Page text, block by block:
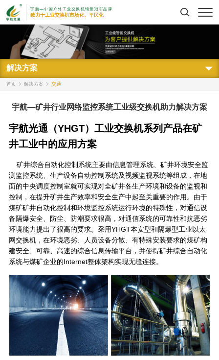
宇航—中国户外工业交换机销量冠军品牌
致力于工业交换机市场化、平民化
搜索
解决方案
首页 解决方案 交通
宇航—矿井行业网络监控系统工业级交换机助力解决方案
宇航光通（YHGT）工业交换机系列产品在矿
井工业中的应用方案
矿井综合自动化控制系统主要由信息管理系统、矿井环境安全监
测监控系统、生产设备自动控制系统及视频监视系统等组成，在地
面的中央调度控制室就可实现对全矿井各生产环境和设备的监视和
控制，在提升矿井生产效率和安全生产中起至关重要的作用。由于
煤矿矿井自动化控制和环境监控系统运行环境的特殊性，对通信设
备隔爆安全、防尘、防潮要求很高，对通信系统的可靠性和抗恶劣
环境能力提出了很高的要求。采用YHGT本安型和隔爆型工业以太
网交换机，在环境恶劣、人员设备分散、有特殊安装要求的煤矿构
建安全、可靠、高速的综合信息传输平台，并使得矿井综合自动化
系统与煤矿企业的Internet整体架构实现无缝连接。